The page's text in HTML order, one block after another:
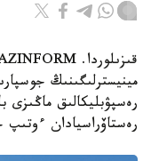
مينيسترلىگىنىڭ
رەسپۋبليكالىق ماڭىزى
رەستاۆراسيادان ءوتىپ